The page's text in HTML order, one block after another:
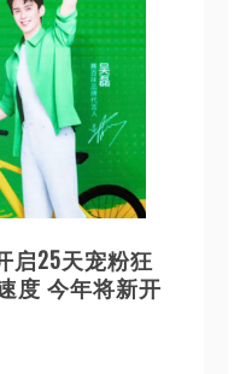
启25天宠粉狂
度 今年将新开